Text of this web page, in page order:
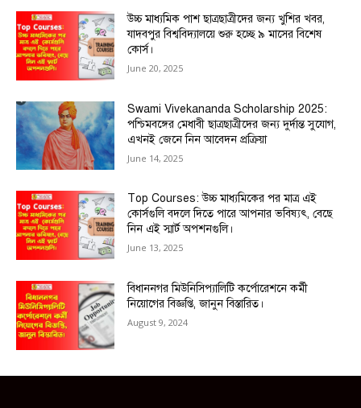
উচ্চ মাধ্যমিক পাশ ছাত্রছাত্রীদের জন্য খুশির খবর,
যাদবপুর বিশ্ববিদ্যালয়ে শুরু হচ্ছে ৯ মাসের বিশেষ
কোর্স।
June 20, 2025
Swami Vivekananda Scholarship 2025:
পশ্চিমবঙ্গের মেধাবী ছাত্রছাত্রীদের জন্য দুর্দান্ত সুযোগ,
এখনই জেনে নিন আবেদন প্রক্রিয়া
June 14, 2025
Top Courses: উচ্চ মাধ্যমিকের পর মাত্র এই
কোর্সগুলি বদলে দিতে পারে আপনার ভবিষ্যৎ, বেছে
নিন এই স্মার্ট অপশনগুলি।
June 13, 2025
বিধাননগর মিউনিসিপ্যালিটি কর্পোরেশনে কর্মী
নিয়োগের বিজ্ঞপ্তি, জানুন বিস্তারিত।
August 9, 2024